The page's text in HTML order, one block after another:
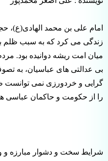
امام علی بن محمد الهادی(ع)،
زندگی می کرد که به سبب ظلم
میان امت ریشه دوانیده بود.
بی عدالتی های عباسیان، به
گرایی و خردورزی نمی توانست
را از حکومت و حاکمان عباسی
شرایط سخت و دشوار مبارزه و